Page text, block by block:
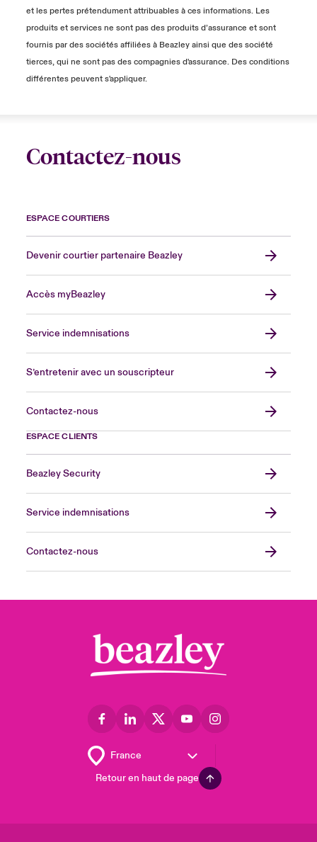
et les pertes prétendument attribuables à ces informations. Les
produits et services ne sont pas des produits d’assurance et sont
fournis par des sociétés affiliées à Beazley ainsi que des société
tierces, qui ne sont pas des compagnies d'assurance. Des conditions
différentes peuvent s'appliquer.
Contactez-nous
ESPACE COURTIERS
Devenir courtier partenaire Beazley
Accès myBeazley
Service indemnisations
S’entretenir avec un souscripteur
Contactez-nous
ESPACE CLIENTS
Beazley Security
Service indemnisations
Contactez-nous
Retour en haut de page